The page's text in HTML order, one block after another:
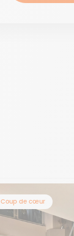
Coup de cœur